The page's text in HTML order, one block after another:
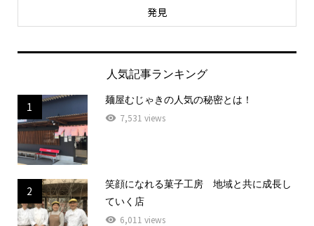
発見
人気記事ランキング
1
麺屋むじゃきの人気の秘密とは！
7,531 views
2
笑顔になれる菓子工房 地域と共に成長し
ていく店
6,011 views